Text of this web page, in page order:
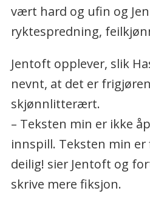
vært hard og ufin og
ryktespredning,
Jentoft opplever, slik
nevnt, at det er
skjønnlitterært.
– Teksten min er ikke
innspill. Teksten min
deilig! sier Jentoft og
skrive mere fiksjon.